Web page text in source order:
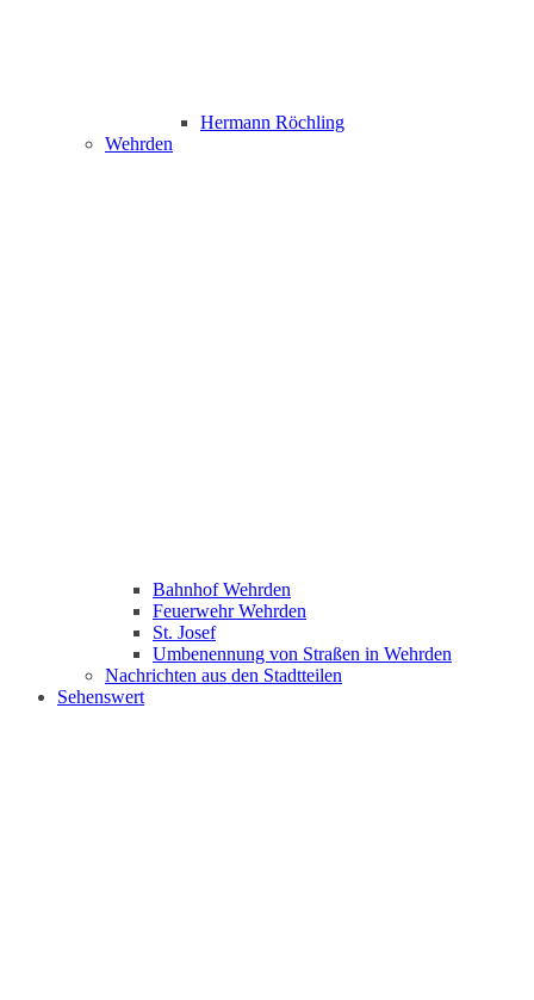
Hermann Röchling
Wehrden
Bahnhof Wehrden
Feuerwehr Wehrden
St. Josef
Umbenennung von Straßen in Wehrden
Nachrichten aus den Stadtteilen
Sehenswert